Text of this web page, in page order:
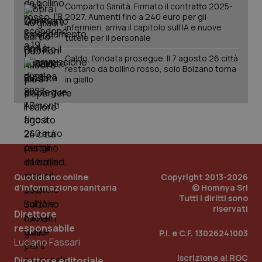
Comparto Sanità. Firmato il contratto 2025-
2027. Aumenti fino a 240 euro per gli
infermieri, arriva il capitolo sull'IA e nuove
tutele per il personale
Caldo, l’ondata prosegue. Il 7 agosto 26 città
restano da bollino rosso, solo Bolzano torna
in giallo
Quotidiano online
d'informazione sanitaria
Direttore
responsabile
Luciano Fassari
Copyright 2013-2026
© Homnya Srl
Tutti i diritti sono
riservati
P.I. e C.F. 13026241003
Iscrizione al ROC
_ga_KM60CM4NPH .quotidianosanita.it
1
mese